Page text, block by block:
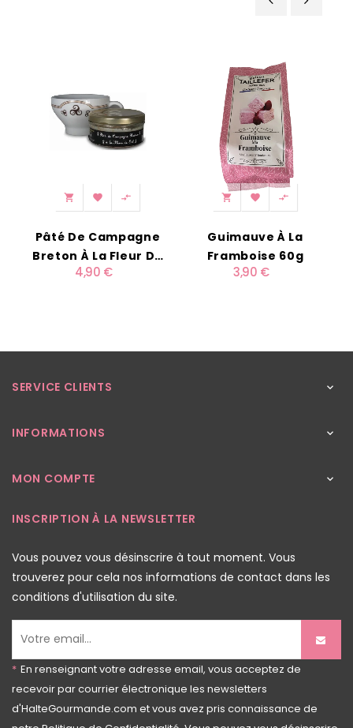
  
Pâté De Campagne
Breton À La Fleur De
Sel 135g
4,90 €
  
Guimauve À La
Framboise 60g
3,90 €
SERVICE CLIENTS 
INFORMATIONS 
MON COMPTE 
INSCRIPTION À LA NEWSLETTER
Vous pouvez vous désinscrire à tout moment. Vous
trouverez pour cela nos informations de contact dans les
conditions d'utilisation du site.
* En renseignant votre adresse email, vous acceptez de
recevoir par courrier électronique les newsletters
d'HalteGourmande.com et vous avez pris connaissance de